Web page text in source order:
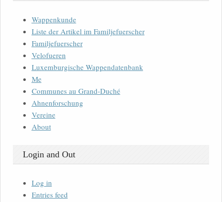
Wappenkunde
Liste der Artikel im Familjefuerscher
Familjefuerscher
Velofueren
Luxemburgische Wappendatenbank
Me
Communes au Grand-Duché
Ahnenforschung
Vereine
About
Login and Out
Log in
Entries feed